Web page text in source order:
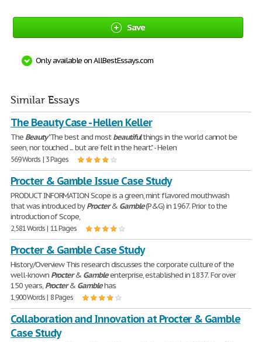
Save
Only available on AllBestEssays.com
Similar Essays
The Beauty Case - Hellen Keller
The Beauty"The best and mostbeautifulthings in the world cannot be
seen, nor touched ... but are felt in the heart." - Helen
569 Words | 3 Pages
Procter & Gamble Issue Case Study
PRODUCT INFORMATION Scope is a green, mint flavored mouthwash
that was introduced byProcter& Gamble(P&G) in 1967. Prior to the
introduction of Scope,
2,581 Words | 11 Pages
Procter & Gamble Case Study
History/Overview This research discusses the corporate culture of the
well-known Procter& Gambleenterprise, established in 1837. For over
150 years, Procter& Gamblehas
1,900 Words | 8 Pages
Collaboration and Innovation at Procter & Gamble
Case Study